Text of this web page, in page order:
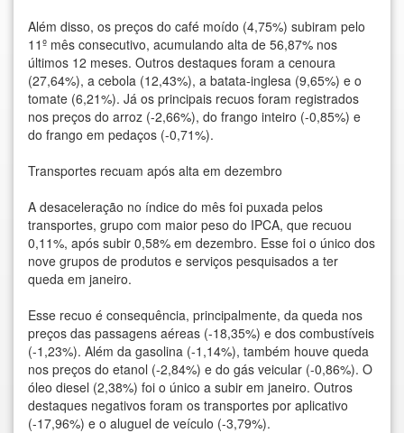
Além disso, os preços do café moído (4,75%) subiram pelo
11º mês consecutivo, acumulando alta de 56,87% nos
últimos 12 meses. Outros destaques foram a cenoura
(27,64%), a cebola (12,43%), a batata-inglesa (9,65%) e o
tomate (6,21%). Já os principais recuos foram registrados
nos preços do arroz (-2,66%), do frango inteiro (-0,85%) e
do frango em pedaços (-0,71%).
Transportes recuam após alta em dezembro
A desaceleração no índice do mês foi puxada pelos
transportes, grupo com maior peso do IPCA, que recuou
0,11%, após subir 0,58% em dezembro. Esse foi o único dos
nove grupos de produtos e serviços pesquisados a ter
queda em janeiro.
Esse recuo é consequência, principalmente, da queda nos
preços das passagens aéreas (-18,35%) e dos combustíveis
(-1,23%). Além da gasolina (-1,14%), também houve queda
nos preços do etanol (-2,84%) e do gás veicular (-0,86%). O
óleo diesel (2,38%) foi o único a subir em janeiro. Outros
destaques negativos foram os transportes por aplicativo
(-17,96%) e o aluguel de veículo (-3,79%).